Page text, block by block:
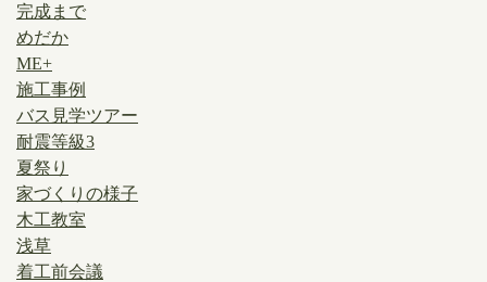
完成まで
めだか
ME+
施工事例
バス見学ツアー
耐震等級3
夏祭り
家づくりの様子
木工教室
浅草
着工前会議